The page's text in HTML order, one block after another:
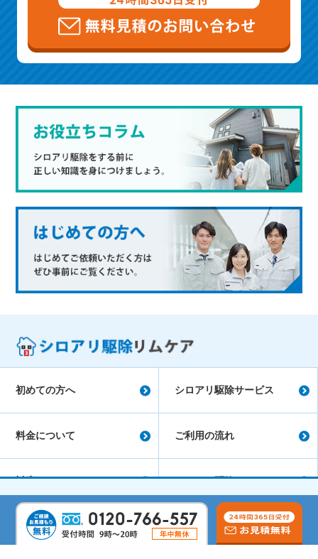
初めての方へ シロアリ駆除サービス
料金について ご利用の流れ
対応エリア シロアリ駆除コラム
会社概要 よくあるご質問